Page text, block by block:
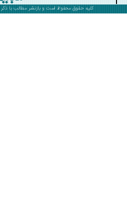
کلیه حقوق محفوظ است و بازنشر مطالب با ذکرکتاب نیوز